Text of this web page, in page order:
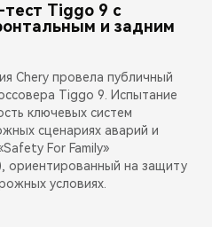
Tiggo 9 с
и задним
Chery провела публичный
Tiggo 9. Испытание
ключевых систем
сценариях аварий и
For Family»
ориентированный на защиту
условиях.